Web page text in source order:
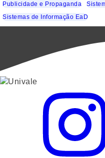
Publicidade e Propaganda
Sistemas de Informação EaD